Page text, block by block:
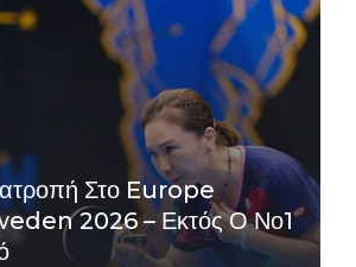
Στο Europe
2026 – Εκτός Ο Νο1